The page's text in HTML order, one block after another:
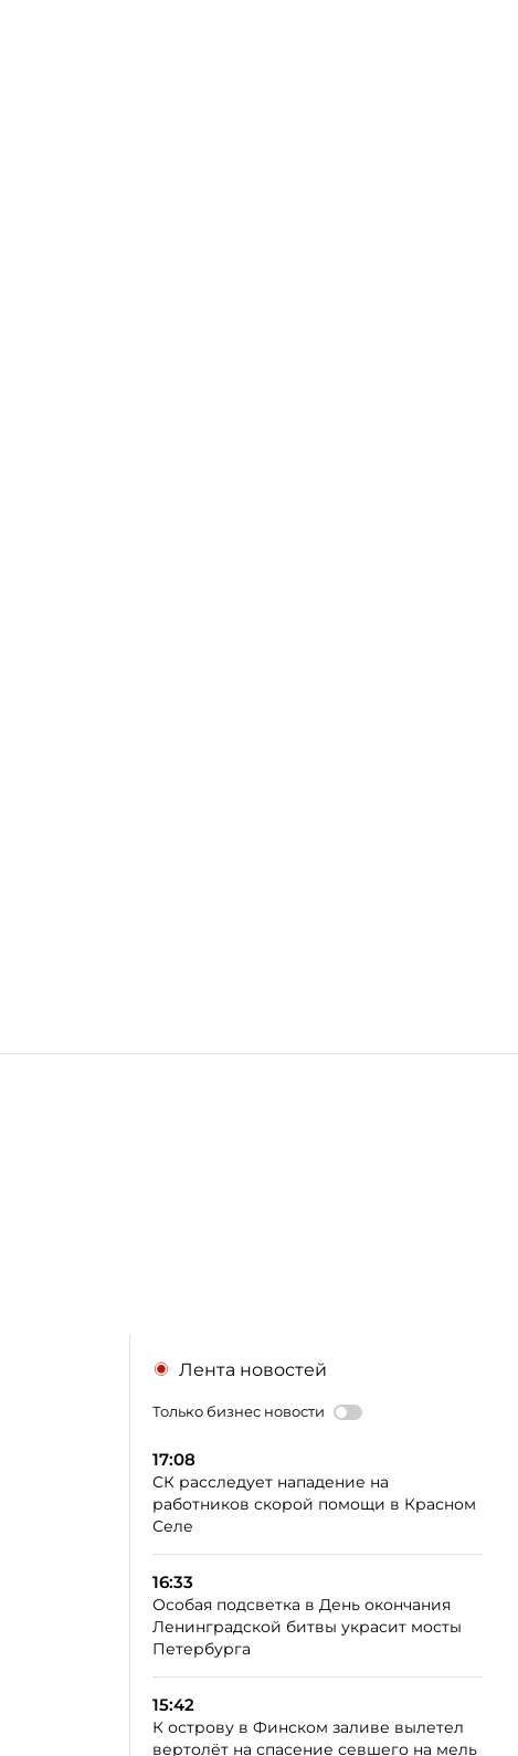
Лента новостей
Только бизнес новости
17:08
СК расследует нападение на
работников скорой помощи в Красном
Селе
16:33
Особая подсветка в День окончания
Ленинградской битвы украсит мосты
Петербурга
15:42
К острову в Финском заливе вылетел
вертолёт на спасение севшего на мель